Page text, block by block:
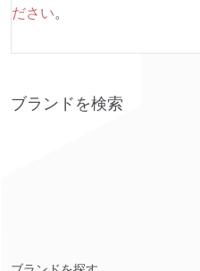
ださい。
ブランドを検索